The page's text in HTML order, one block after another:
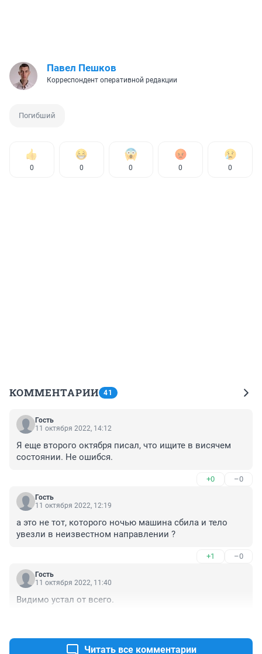
Павел Пешков
Корреспондент оперативной редакции
Погибший
0 0 0 0 0
КОММЕНТАРИИ 41
Гость
11 октября 2022, 14:12
Я еще второго октября писал, что ищите в висячем
состоянии. Не ошибся.
+0 –0
Гость
11 октября 2022, 12:19
а это не тот, которого ночью машина сбила и тело
увезли в неизвестном направлении ?
+1 –0
Гость
11 октября 2022, 11:40
Видимо устал от всего.
Читать все комментарии